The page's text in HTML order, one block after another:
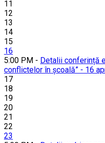
11
12
13
14
15
16
5:00 PM - Detalii conferință
conflictelor în școală” - 16
17
18
19
20
21
22
23